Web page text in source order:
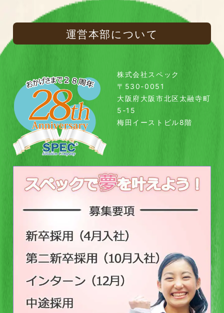
運営本部について
株式会社スペック
〒530-0051
大阪府大阪市北区太融寺町
5-15
梅田イーストビル8階